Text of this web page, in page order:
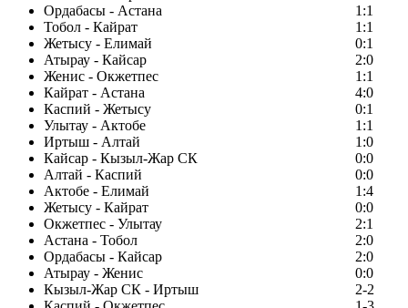
Ордабасы - Астана
1:1
Тобол - Кайрат
1:1
Жетысу - Елимай
0:1
Атырау - Кайсар
2:0
Женис - Окжетпес
1:1
Кайрат - Астана
4:0
Каспий - Жетысу
0:1
Улытау - Актобе
1:1
Иртыш - Алтай
1:0
Кайсар - Кызыл-Жар СК
0:0
Алтай - Каспий
0:0
Актобе - Елимай
1:4
Жетысу - Кайрат
0:0
Окжетпес - Улытау
2:1
Астана - Тобол
2:0
Ордабасы - Кайсар
2:0
Атырау - Женис
0:0
Кызыл-Жар СК - Иртыш
2-2